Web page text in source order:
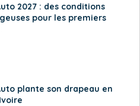
2027 : des conditions
pour les premiers
plante son drapeau en